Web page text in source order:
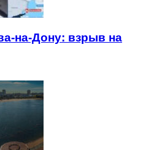
на-Дону: взрыв на